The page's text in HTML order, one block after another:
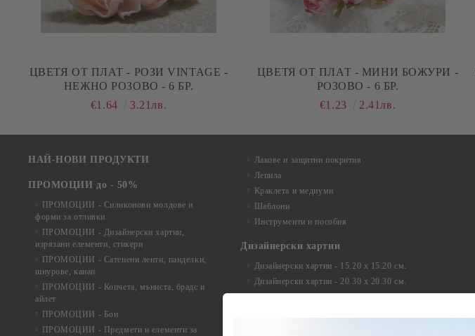
ЦВЕТЯ ОТ ПЛАТ - РОЗИ VINTAGE -
НЕЖНО РОЗОВО - 6 БР.
€1.64
3.21лв.
ЦВЕТЯ ОТ ПЛАТ - МИНИ БОЖУРИ -
РОЗОВО - 6 БР.
€1.23
2.41лв.
НАЙ-НОВИ ПРОДУКТИ
ПРОМОЦИИ до - 50%
ПРОМОЦИИ - Силиконови молдове и
форми за отливки
ПРОМОЦИИ - Дизайнерски хартии,
изрязани елементи, стикери
ПРОМОЦИИ - Сатенени ленти, панделки,
шнурове, канап
ПРОМОЦИИ - Копчета, мъниста, брадс и
айлет
ПРОМОЦИИ - Бои
ПРОМОЦИИ - Предмети и елементи за
Лакове и защитни покрития
Лепила
Краклета и медиуми
Шаблони
Инструменти и пособия
Дизайнерски хартии
Дизайнерски хартии - 15.20 х 15.20 см.
Дизайнерски хартии - 20.30 х 20.30 см.